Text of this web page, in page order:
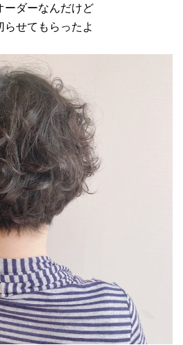
ーダーなんだけど
せてもらったよ